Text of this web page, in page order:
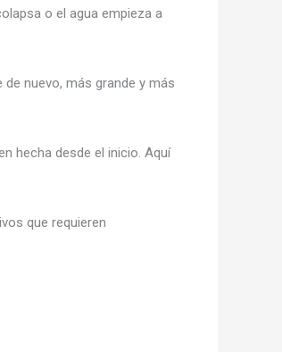
o el agua empieza a
nuevo, más grande y más
hecha desde el inicio. Aquí
que requieren